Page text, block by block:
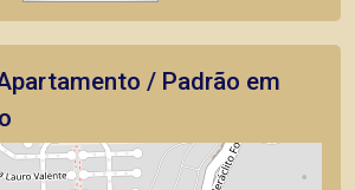
/ Padrão em